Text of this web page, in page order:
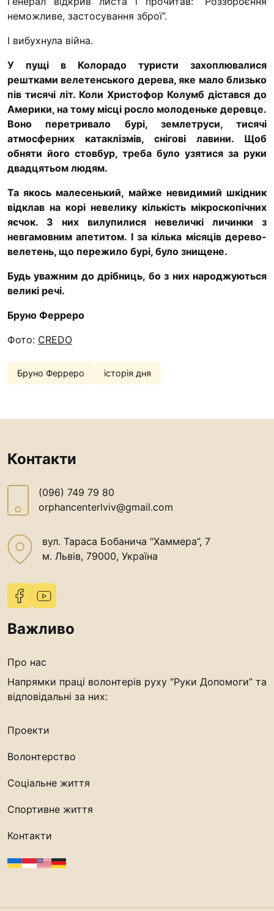
неможливе, застосування зброї”.
І вибухнула війна.
У пущі в Колорадо туристи захоплювалися
рештками велетенського дерева, яке мало близько
пів тисячі літ. Коли Христофор Колумб дістався до
Америки, на тому місці росло молоденьке деревце.
Воно перетривало бурі, землетруси, тисячі
атмосферних катаклізмів, снігові лавини. Щоб
обняти його стовбур, треба було узятися за руки
двадцятьом людям.
Та якось малесенький, майже невидимий шкідник
відклав на корі невелику кількість мікроскопічних
яєчок. З них вилупилися невеличкі личинки з
невгамовним апетитом. І за кілька місяців дерево-
велетень, що пережило бурі, було знищене.
Будь уважним до дрібниць, бо з них народжуються
великі речі.
Бруно Ферреро
Фото: CREDO
Бруно Ферреро історія дня
Контакти
(096) 749 79 80
orphancenterlviv@gmail.com
вул. Тараса Бобанича “Хаммера”, 7
м. Львів, 79000, Україна
Важливо
Про нас
Напрямки праці волонтерів руху “Руки Допомоги” та
відповідальні за них:
Проекти
Волонтерство
Соціальне життя
Спортивне життя
Контакти